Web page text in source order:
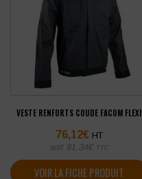
VESTE RENFORTS COUDE FACOM FLEXI
76,12€ HT
soit 91,34€ TTC
VOIR LA FICHE PRODUIT